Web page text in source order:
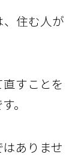
住む人が
すことを
。
ありませ